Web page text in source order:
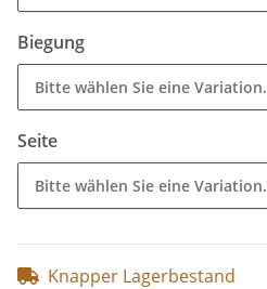
Biegung
Bitte wählen Sie eine Variation.
Seite
Bitte wählen Sie eine Variation.
Knapper Lagerbestand